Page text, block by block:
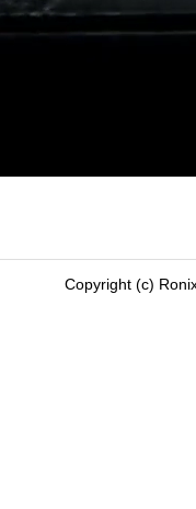
Copyright (c)